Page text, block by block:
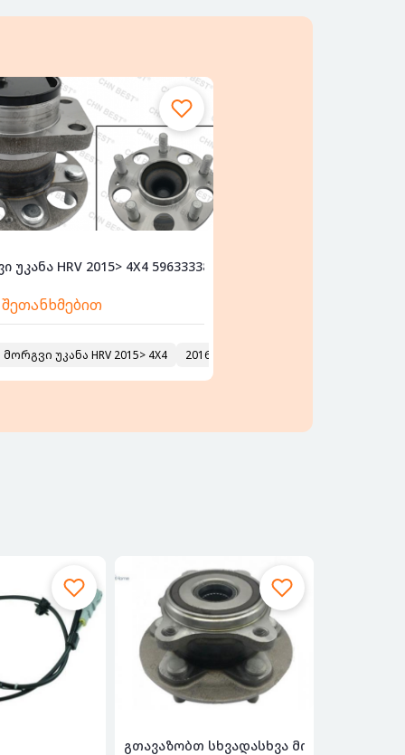
მორგვი უკანა HRV 2015> 4X4 596333386
2015> 4X4 2016
596333386
გადაბმულობის კომპლექტი TOYOTA
გთავაზობთ სხვადასხვა მოდელებზე